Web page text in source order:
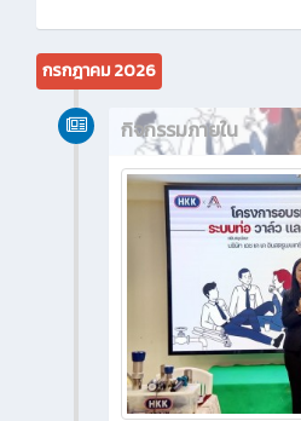
กรกฎาคม 2026
กิจกรรมภายใน